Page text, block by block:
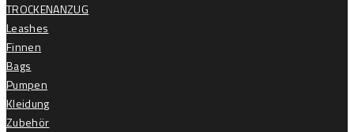
TROCKENANZUG
Leashes
Finnen
Bags
Pumpen
Kleidung
Zubehör